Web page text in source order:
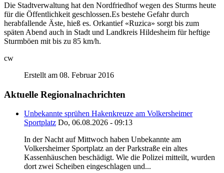
Die Stadtverwaltung hat den Nordfriedhof wegen des Sturms heute
für die Öffentlichkeit geschlossen.Es bestehe Gefahr durch
herabfallende Äste, hieß es. Orkantief «Ruzica» sorgt bis zum
späten Abend auch in Stadt und Landkreis Hildesheim für heftige
Sturmböen mit bis zu 85 km/h.
cw
Erstellt am 08. Februar 2016
Aktuelle Regionalnachrichten
Unbekannte sprühen Hakenkreuze am Volkersheimer
Sportplatz Do, 06.08.2026 - 09:13
In der Nacht auf Mittwoch haben Unbekannte am
Volkersheimer Sportplatz an der Parkstraße ein altes
Kassenhäuschen beschädigt. Wie die Polizei mitteilt, wurden
dort zwei Scheiben eingeschlagen und...